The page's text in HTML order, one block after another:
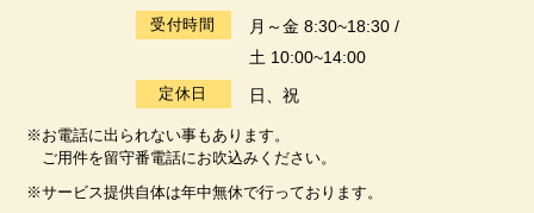
受付時間
月～金 8:30~18:30 /
土 10:00~14:00
定休日 日、祝
※お電話に出られない事もあります。
ご用件を留守番電話にお吹込みください。
※サービス提供自体は年中無休で行っております。